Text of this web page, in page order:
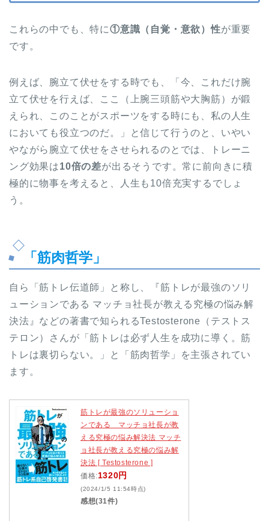
これらの中でも、特に①意識（自覚・意欲）性が重要
です。
例えば、腕立て伏せをする時でも、「今、これだけ腕
立て伏せを行えば、ここ（上腕三頭筋や大胸筋）が鍛
えられ、このことがスポーツをする時にも、私の人生
においても役立つのだ。」と信じて行うのと、いやい
やながら腕立て伏せをさせられるのとでは、トレーニ
ング効果は10倍の差が出るそうです。常に前向きに積
極的に物事を考えると、人生も10倍充実するでしょ
う。
「筋肉哲学」
自ら「筋トレ伝道師」と称し、『筋トレが最強のソリ
ューションである マッチョ社長が教える究極の悩み解
決法』などの著書で知られるTestosterone（テストス
テロン）さんが「筋トレは必ず人生を成功に導く。筋
トレは裏切らない。」と「筋肉哲学」を主張されてい
ます。
筋トレが最強のソリューショ
ンである マッチョ社長が教
える究極の悩み解決法 マッチ
ョ社長が教える究極の悩み解
決法 [ Testosterone ]
価格:1320円
(2024/1/5 11:54時点)
感想(31件)